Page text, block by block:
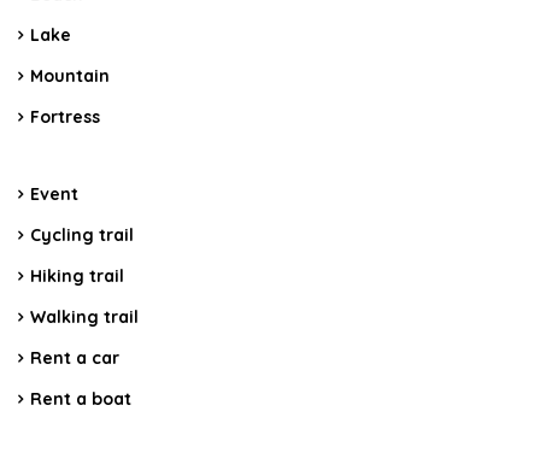
Lake
Mountain
Fortress
Event
Cycling trail
Hiking trail
Walking trail
Rent a car
Rent a boat